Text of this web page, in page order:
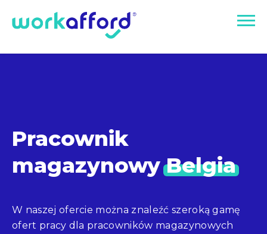
Pracownik
magazynowyBelgia
W naszej ofercie można znaleźć szeroką gamę
ofert pracy dla pracowników magazynowych